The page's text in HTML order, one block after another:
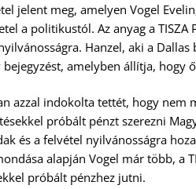
jelent meg, amelyen Vogel
a politikustól. Az anyag a TISZA
Hanzel, aki a
amelyben állítja, hogy
azzal indokolta tettét, hogy nem
próbált pénzt szerezni
és a felvétel nyilvánosságra
alapján Vogel már több, a
próbált pénzhez jutni.